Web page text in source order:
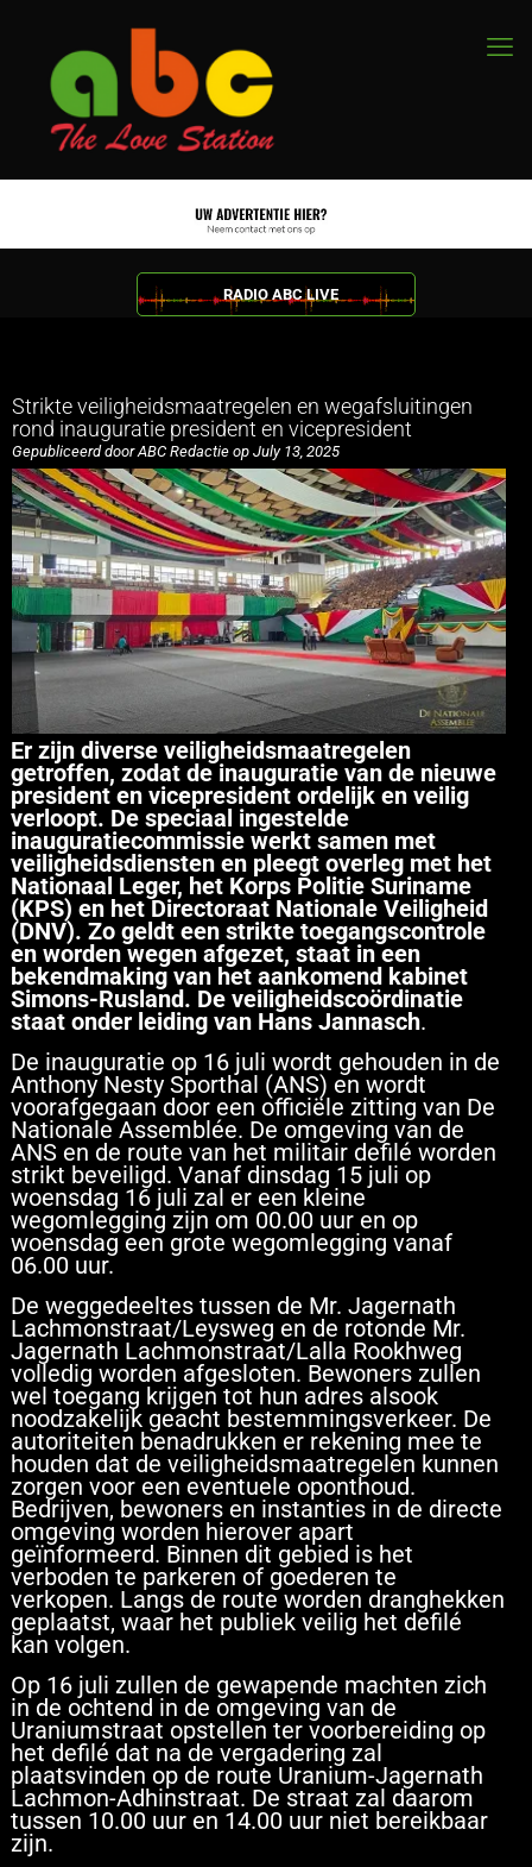
RADIO ABC LIVE
Strikte veiligheidsmaatregelen en wegafsluitingen
rond inauguratie president en vicepresident
Gepubliceerd door ABC Redactie op July 13, 2025
Er zijn diverse veiligheidsmaatregelen
getroffen, zodat de inauguratie van de nieuwe
president en vicepresident ordelijk en veilig
verloopt. De speciaal ingestelde
inauguratiecommissie werkt samen met
veiligheidsdiensten en pleegt overleg met het
Nationaal Leger, het Korps Politie Suriname
(KPS) en het Directoraat Nationale Veiligheid
(DNV). Zo geldt een strikte toegangscontrole
en worden wegen afgezet, staat in een
bekendmaking van het aankomend kabinet
Simons-Rusland. De veiligheidscoördinatie
staat onder leiding van Hans Jannasch.
De inauguratie op 16 juli wordt gehouden in de
Anthony Nesty Sporthal (ANS) en wordt
voorafgegaan door een officiële zitting van De
Nationale Assemblée. De omgeving van de
ANS en de route van het militair defilé worden
strikt beveiligd. Vanaf dinsdag 15 juli op
woensdag 16 juli zal er een kleine
wegomlegging zijn om 00.00 uur en op
woensdag een grote wegomlegging vanaf
06.00 uur.
De weggedeeltes tussen de Mr. Jagernath
Lachmonstraat/Leysweg en de rotonde Mr.
Jagernath Lachmonstraat/Lalla Rookhweg
volledig worden afgesloten. Bewoners zullen
wel toegang krijgen tot hun adres alsook
noodzakelijk geacht bestemmingsverkeer. De
autoriteiten benadrukken er rekening mee te
houden dat de veiligheidsmaatregelen kunnen
zorgen voor een eventuele oponthoud.
Bedrijven, bewoners en instanties in de directe
omgeving worden hierover apart
geïnformeerd. Binnen dit gebied is het
verboden te parkeren of goederen te
verkopen. Langs de route worden dranghekken
geplaatst, waar het publiek veilig het defilé
kan volgen.
Op 16 juli zullen de gewapende machten zich
in de ochtend in de omgeving van de
Uraniumstraat opstellen ter voorbereiding op
het defilé dat na de vergadering zal
plaatsvinden op de route Uranium-Jagernath
Lachmon-Adhinstraat. De straat zal daarom
tussen 10.00 uur en 14.00 uur niet bereikbaar
zijn.